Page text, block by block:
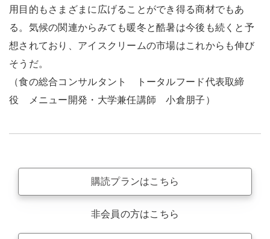
用目的もさまざまに広げることができ得る商材でもあ
る。気候の関連からみても暖冬と酷暑は今後も続くと予
想されており、アイスクリームの市場はこれからも伸び
そうだ。
（食の総合コンサルタント トータルフード代表取締
役 メニュー開発・大学兼任講師 小倉朋子）
購読プランはこちら
非会員の方はこちら